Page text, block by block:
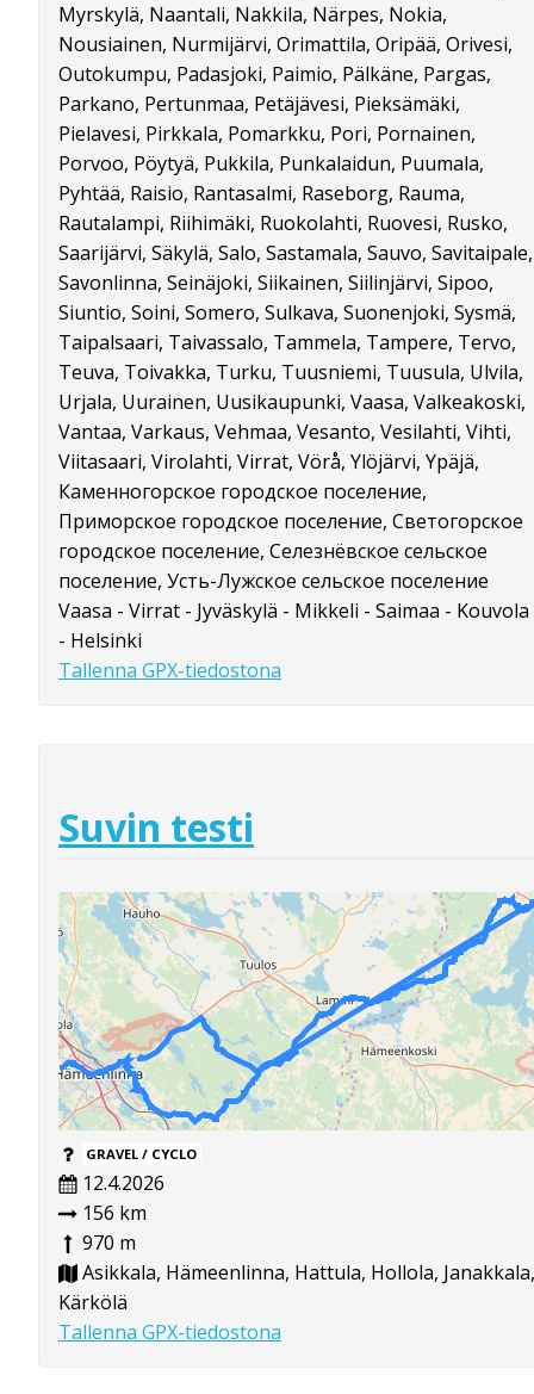
Myrskylä, Naantali, Nakkila, Närpes, Nokia,
Nousiainen, Nurmijärvi, Orimattila, Oripää, Orivesi,
Outokumpu, Padasjoki, Paimio, Pälkäne, Pargas,
Parkano, Pertunmaa, Petäjävesi, Pieksämäki,
Pielavesi, Pirkkala, Pomarkku, Pori, Pornainen,
Porvoo, Pöytyä, Pukkila, Punkalaidun, Puumala,
Pyhtää, Raisio, Rantasalmi, Raseborg, Rauma,
Rautalampi, Riihimäki, Ruokolahti, Ruovesi, Rusko,
Saarijärvi, Säkylä, Salo, Sastamala, Sauvo, Savitaipale,
Savonlinna, Seinäjoki, Siikainen, Siilinjärvi, Sipoo,
Siuntio, Soini, Somero, Sulkava, Suonenjoki, Sysmä,
Taipalsaari, Taivassalo, Tammela, Tampere, Tervo,
Teuva, Toivakka, Turku, Tuusniemi, Tuusula, Ulvila,
Urjala, Uurainen, Uusikaupunki, Vaasa, Valkeakoski,
Vantaa, Varkaus, Vehmaa, Vesanto, Vesilahti, Vihti,
Viitasaari, Virolahti, Virrat, Vörå, Ylöjärvi, Ypäjä,
Каменногорское городское поселение,
Приморское городское поселение, Светогорское
городское поселение, Селезнёвское сельское
поселение, Усть-Лужское сельское поселение
Vaasa - Virrat - Jyväskylä - Mikkeli - Saimaa - Kouvola
- Helsinki
Tallenna GPX-tiedostona
Suvin testi
GRAVEL / CYCLO
12.4.2026
156 km
970 m
Asikkala, Hämeenlinna, Hattula, Hollola, Janakkala,
Kärkölä
Tallenna GPX-tiedostona